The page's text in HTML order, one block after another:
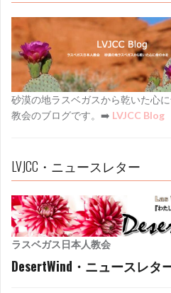
ョ
ン
砂漠の地ラスベガスから乾いた心
教会のブログです。➡️ LVJCC Blog
LVJCC・ニュースレター
ラスベガス日本人教会
DesertWind・ニュースレタ